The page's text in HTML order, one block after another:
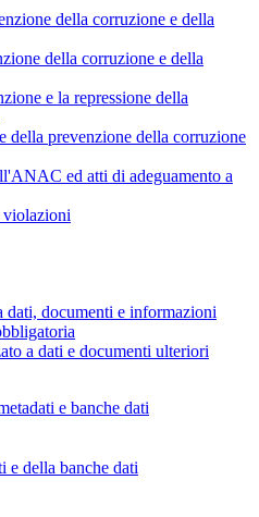
della corruzione e della
della corruzione e della
e la repressione della
della prevenzione della corruzione
ed atti di adeguamento a
violazioni
dati, documenti e informazioni
a dati e documenti ulteriori
e banche dati
e della banche dati